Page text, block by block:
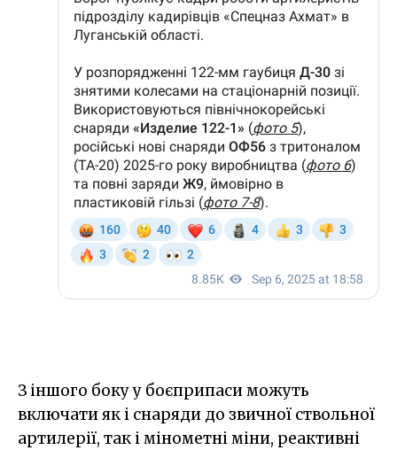
З іншого боку у боєприпаси можуть
включати як і снаряди до звичної ствольної
артилерії, так і мінометні міни, реактивні